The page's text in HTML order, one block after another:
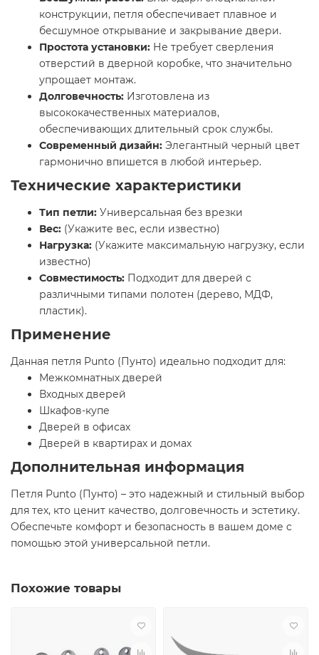
конструкции, петля обеспечивает плавное и
бесшумное открывание и закрывание двери.
Простота установки: Не требует сверления
отверстий в дверной коробке, что значительно
упрощает монтаж.
Долговечность: Изготовлена из
высококачественных материалов,
обеспечивающих длительный срок службы.
Современный дизайн: Элегантный черный цвет
гармонично впишется в любой интерьер.
Технические характеристики
Тип петли: Универсальная без врезки
Вес: (Укажите вес, если известно)
Нагрузка: (Укажите максимальную нагрузку, если
известно)
Совместимость: Подходит для дверей с
различными типами полотен (дерево, МДФ,
пластик).
Применение
Данная петля Punto (Пунто) идеально подходит для:
Межкомнатных дверей
Входных дверей
Шкафов-купе
Дверей в офисах
Дверей в квартирах и домах
Дополнительная информация
Петля Punto (Пунто) – это надежный и стильный выбор
для тех, кто ценит качество, долговечность и эстетику.
Обеспечьте комфорт и безопасность в вашем доме с
помощью этой универсальной петли.
Похожие товары